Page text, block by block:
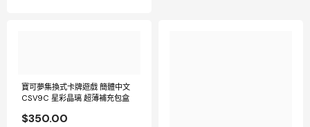
寶可夢集換式卡牌遊戲 簡體中文
CSV9C 星彩晶璃 超薄補充包盒
$350.00